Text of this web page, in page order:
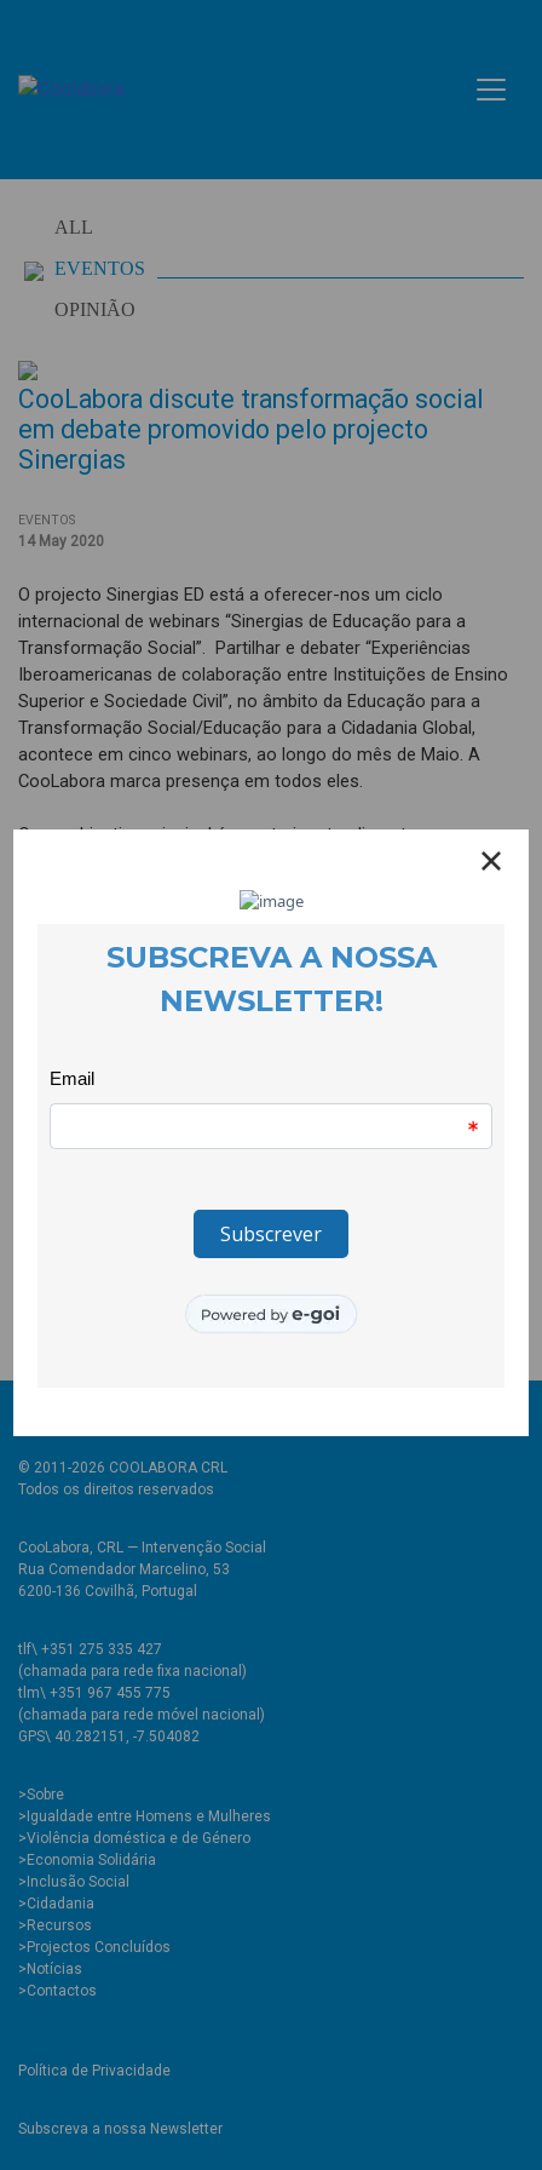
content
ALL
EVENTOS
OPINIÃO
CooLabora discute transformação social
em debate promovido pelo projecto
Sinergias
EVENTOS
14 May 2020
O projecto Sinergias ED está a oferecer-nos um ciclo
internacional de webinars “Sinergias de Educação para a
Transformação Social”. Partilhar e debater “Experiências
Iberoamericanas de colaboração entre Instituições de Ensino
Superior e Sociedade Civil”, no âmbito da Educação para a
Transformação Social/Educação para a Cidadania Global,
acontece em cinco webinars, ao longo do mês de Maio. A
CooLabora marca presença em todos eles.
O seu objectivo principal é construir entendimentos e
posicionamentos conjuntos ao nível iberoamericano na área
da Educação para a Transformação Social, nomeadamente,
sobre o papel da academia e da sua ligação ética e política à
Fundação Gonçalo da Silveira. A CooLabora integra a
comunidade Sinergias, composta por activistas e profissionais
de instituições do ensino superior e da sociedade civil que
trabalham na área da Educação para a Transformação Social
sobre as suas colaborações.
Estes webinares estão disponíveis em
© 2011-2026 COOLABORA CRL
Todos os direitos reservados
CooLabora, CRL — Intervenção Social
Rua Comendador Marcelino, 53
6200-136 Covilhã, Portugal
tlf\ +351 275 335 427
(chamada para rede fixa nacional)
tlm\ +351 967 455 775
(chamada para rede móvel nacional)
GPS\ 40.282151, -7.504082
>Sobre
>Igualdade entre Homens e Mulheres
>Violência doméstica e de Género
>Economia Solidária
>Inclusão Social
>Cidadania
>Recursos
>Projectos Concluídos
>Notícias
>Contactos
Política de Privacidade
Subscreva a nossa Newsletter